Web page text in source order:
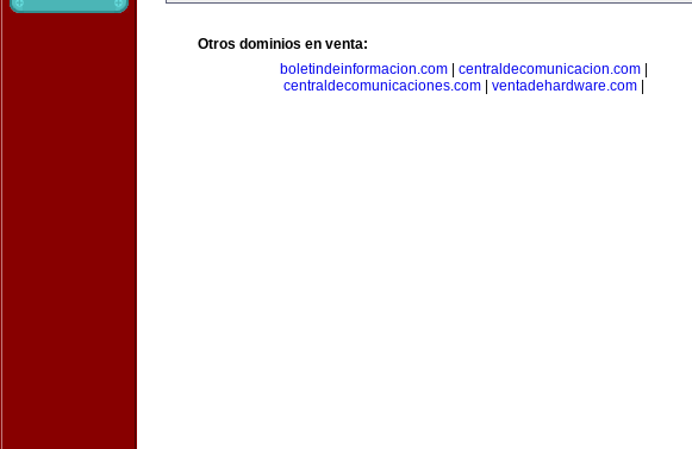
Otros dominios en venta:
boletindeinformacion.com| centraldecomunicacion.com|
centraldecomunicaciones.com| ventadehardware.com|